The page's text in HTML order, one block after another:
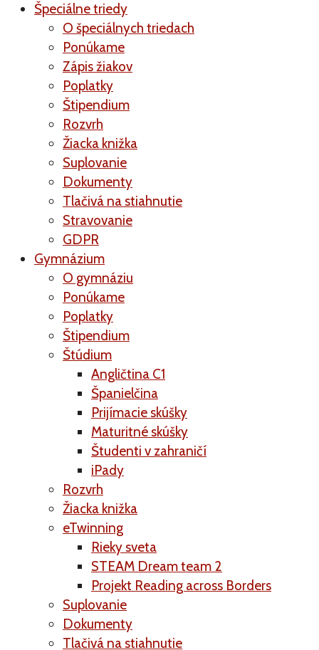
Špeciálne triedy
O špeciálnych triedach
Ponúkame
Zápis žiakov
Poplatky
Štipendium
Rozvrh
Žiacka knižka
Suplovanie
Dokumenty
Tlačivá na stiahnutie
Stravovanie
GDPR
Gymnázium
O gymnáziu
Ponúkame
Poplatky
Štipendium
Štúdium
Angličtina C1
Španielčina
Prijímacie skúšky
Maturitné skúšky
Študenti v zahraničí
iPady
Rozvrh
Žiacka knižka
eTwinning
Rieky sveta
STEAM Dream team 2
Projekt Reading across Borders
Suplovanie
Dokumenty
Tlačivá na stiahnutie